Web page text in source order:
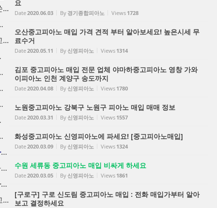
요
Date2020.06.03 By 경기종합피아노 Views 1728
오산중고피아노 매입 가격 견적 부터 알아보세요! 높은시세 무
료수거
Date2020.05.11 By 신영피아노 Views 1314
김포 중고피아노 매입 전문 업체 야마하중고피아노 영창 가와
이피아노 인천 계양구 송도까지
Date2020.04.08 By 신영피아노 Views 1780
노원중고피아노 강북구 노원구 피아노 매입 매매 정보
Date2020.03.31 By 신영피아노 Views 1557
화성중고피아노 신영피아노에 파세요! [중고피아노매입]
Date2020.03.09 By 신영피아노 Views 1324
수원 세류동 중고피아노 매입 비싸게 하세요
Date2020.03.05 By 신영피아노 Views 1861
[구로구] 구로 신도림 중고피아노 매입 : 전화 매입가부터 알아
보고 결정하세요
...
동 고...
...
...
중고피...
, 신도...
, 사당...
입
노 매...
인천중고피아노 고가에 피아노...
중고피아노처분 가격 높은가격...
인천중고피아노 매입 합니다. ...
...